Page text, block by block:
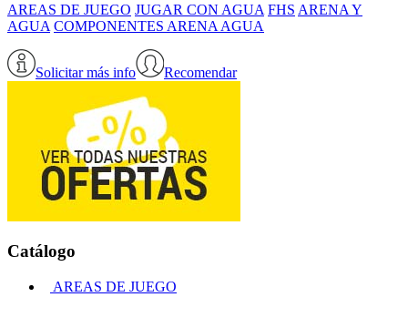
AREAS DE JUEGO JUGAR CON AGUA FHS ARENA Y
AGUA COMPONENTES ARENA AGUA
Solicitar más info Recomendar
Catálogo
AREAS DE JUEGO